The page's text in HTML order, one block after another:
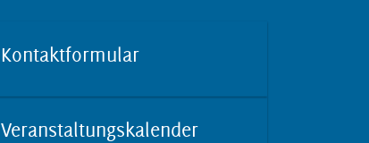
Kontaktformular
Veranstaltungskalender